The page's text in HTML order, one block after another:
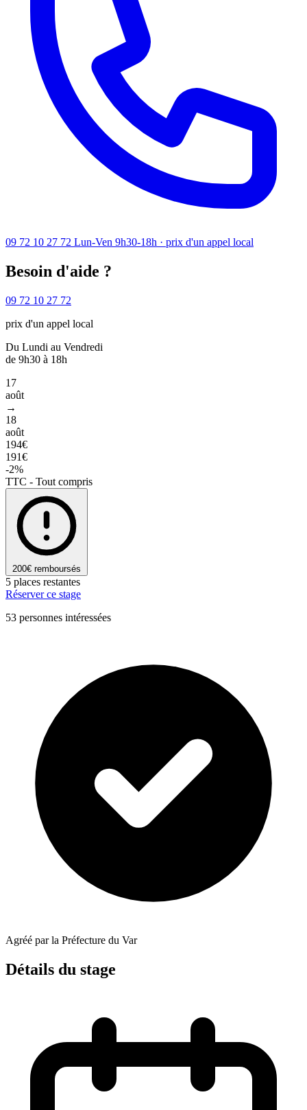
09 72 10 27 72 Lun-Ven 9h30-18h · prix d'un appel local
Besoin d'aide ?
09 72 10 27 72
prix d'un appel local
Du Lundi au Vendredi
de 9h30 à 18h
17
août
→
18
août
194€
191€
-2%
TTC - Tout compris
200€ remboursés
5 places restantes
Réserver ce stage
53 personnes intéressées
Agréé par la Préfecture du Var
Détails du stage